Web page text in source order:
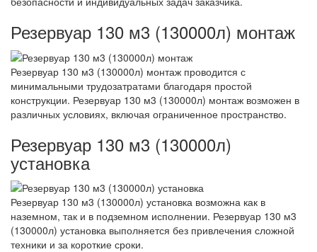
Резервуар 130 м3 (130000л) монтаж
Резервуар 130 м3 (130000л) монтаж проводится с
минимальными трудозатратами благодаря простой
конструкции. Резервуар 130 м3 (130000л) монтаж возможен в
различных условиях, включая ограниченное пространство.
Резервуар 130 м3 (130000л)
установка
Резервуар 130 м3 (130000л) установка возможна как в
наземном, так и в подземном исполнении. Резервуар 130 м3
(130000л) установка выполняется без привлечения сложной
техники и за короткие сроки.